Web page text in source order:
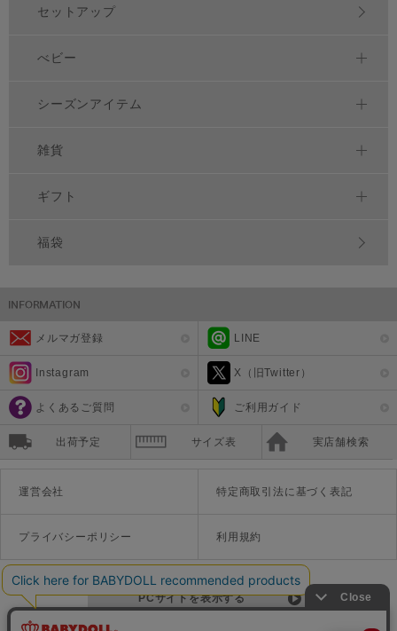
セットアップ
べビー
シーズンアイテム
雑貨
ギフト
福袋
メルマガ登録 LINE
Instagram X（旧Twitter）
よくあるご質問 ご利用ガイド
出荷予定 サイズ表 実店舗検索
運営会社 特定商取引法に基づく表記
プライバシーポリシー 利用規約
PCサイトを表示する